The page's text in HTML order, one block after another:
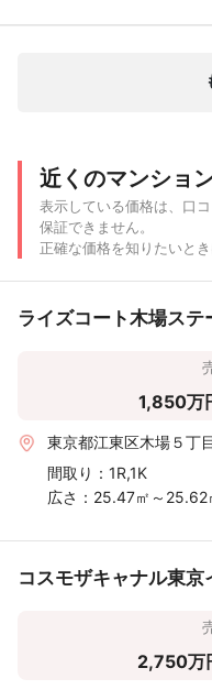
近くのマンショ
表示している価格は、口
保証できません。
正確な価格を知りたいと
ライズコート木場ステ
1,850万
東京都江東区木場５丁
間取り： 1R,1K
広さ： 25.47㎡～25.62
コスモザキャナル東京
2,750万